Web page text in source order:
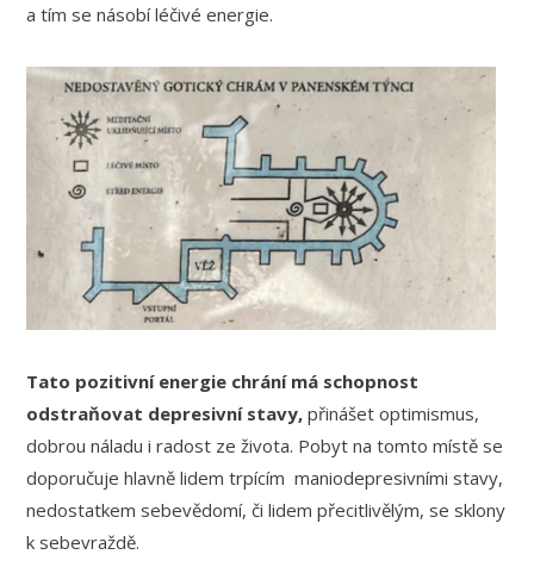
a tím se násobí léčivé energie.
Tato pozitivní energie chrání má schopnost
odstraňovat depresivní stavy, přinášet optimismus,
dobrou náladu i radost ze života. Pobyt na tomto místě se
doporučuje hlavně lidem trpícím maniodepresivními stavy,
nedostatkem sebevědomí, či lidem přecitlivělým, se sklony
k sebevraždě.